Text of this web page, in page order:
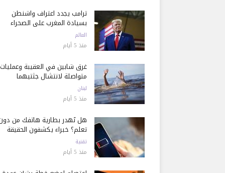
ترامب يجدد اعتراف واشنطن
بسيادة المغرب على الصحراء
العالم
منذ 5 أيام
غرق شابين في العقيبة وعمليات
متواصلة لانتشال جثتيهما
لبنان
منذ 5 أيام
هل تُهدر بطارية هاتفك من
تعلم؟ خبراء يكشفون الحقيقة
تقنية
منذ 5 أيام